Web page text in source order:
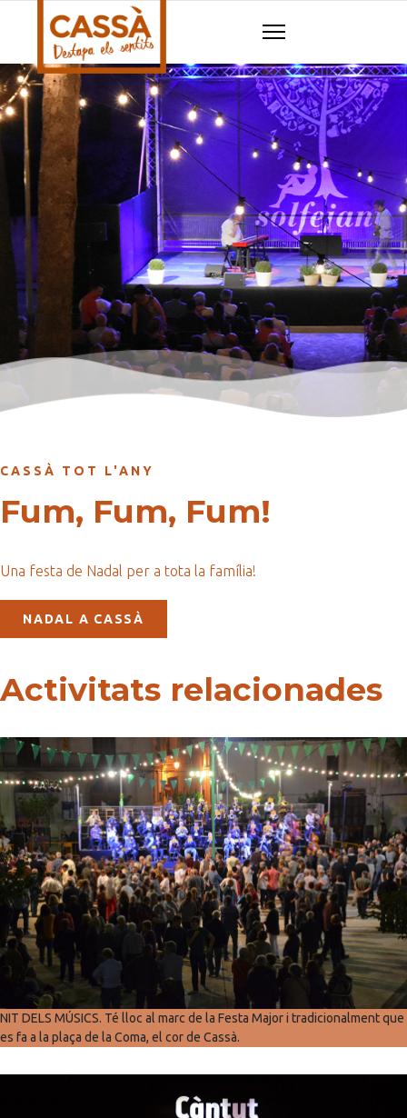
CASSÀ TOT L'ANY
Fum, Fum, Fum!
Una festa de Nadal per a tota la família!
NADAL A CASSÀ
Activitats relacionades
NIT DELS MÚSICS. Té lloc al marc de la Festa Major i tradicionalment que
es fa a la plaça de la Coma, el cor de Cassà.